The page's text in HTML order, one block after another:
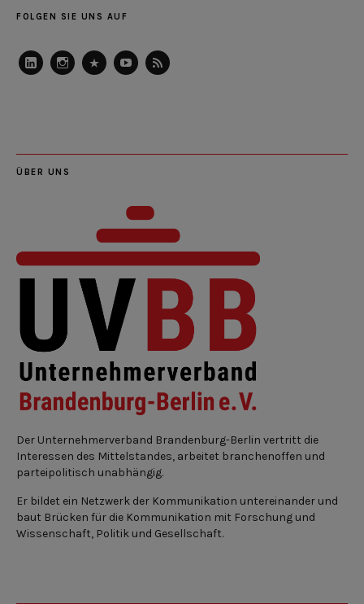
FOLGEN SIE UNS AUF
ÜBER UNS
Der Unternehmerverband Brandenburg-Berlin vertritt die
Interessen des Mittelstandes, arbeitet branchenoffen und
parteipolitisch unabhängig.
Er bildet ein Netzwerk der Kommunikation untereinander und
baut Brücken für die Kommunikation mit Forschung und
Wissenschaft, Politik und Gesellschaft.